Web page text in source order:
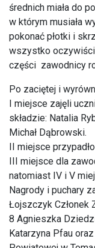
średnich miała do
w którym musiała
pokonać płotki i
wszystko
części zawodnicy
Po zaciętej i
I miejsce zajęli
składzie: Natalia
Michał Dąbrowski.
II miejsce
III miejsce dla
natomiast IV i V
Nagrody i puchary
Łojszczyk Członek
8 Agnieszka
Katarzyna Pfau